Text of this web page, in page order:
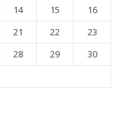
14 15
16
21 22
23
28 29
30